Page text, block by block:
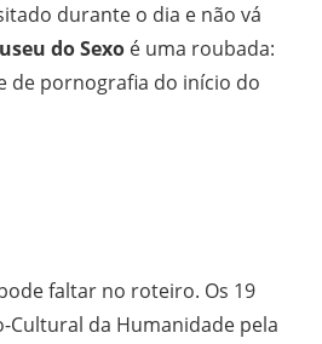
durante o dia e não vá
do Sexo é uma roubada:
de pornografia do início do
faltar no roteiro. Os 19
da Humanidade pela